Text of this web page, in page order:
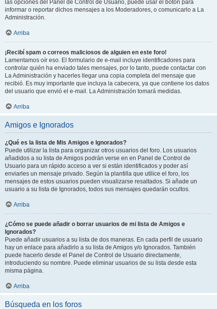
las opciones del Panel de Control de Usuario, puede usar el botón para
informar o reportar dichos mensajes a los Moderadores, o comunicarlo a La
Administración.
Arriba
¡Recibí spam o correos maliciosos de alguien en este foro!
Lamentamos oír eso. El formulario de e-mail incluye identificadores para
controlar quién ha enviado tales mensajes, por lo tanto, puede contactar con
La Administración y hacerles llegar una copia completa del mensaje que
recibió. Es muy importante que incluya la cabecera, ya que contiene los datos
del usuario que envió el e-mail. La Administración tomará medidas.
Arriba
Amigos e Ignorados
¿Qué es la lista de Mis Amigos e Ignorados?
Puede utilizar la lista para organizar otros usuarios del foro. Los usuarios
añadidos a su lista de Amigos podrán verse en en Panel de Control de
Usuario para un rápido acceso a ver si están identificados y poder así
enviarles un mensaje privado. Según la plantilla que utilice el foro, los
mensajes de estos usuarios pueden visualizarse resaltados. Si añade un
usuario a su lista de Ignorados, todos sus mensajes quedarán ocultos.
Arriba
¿Cómo se puede añadir o borrar usuarios de mi lista de Amigos e
Ignorados?
Puede añadir usuarios a su lista de dos maneras. En cada perfil de usuario
hay un enlace para añadirlo a su lista de Amigos y/o Ignorados. También
puede hacerlo desde el Panel de Control de Usuario directamente,
introduciendo su nombre. Puede eliminar usuarios de su lista desde esta
misma página.
Arriba
Búsqueda en los foros